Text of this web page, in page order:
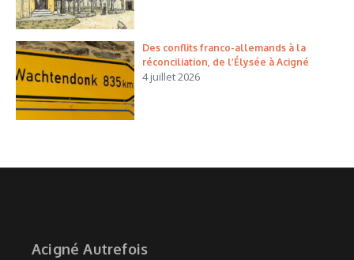
Des conflits franco-allemands à la
réconciliation, de l’Élysée à Acigné
4 juillet 2026
Acigné Autrefois